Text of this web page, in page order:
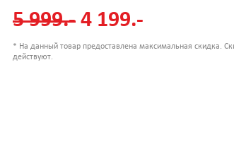
5 999.- 4 199.-
* На данный товар предоставлена максимальная скидка.
действуют.